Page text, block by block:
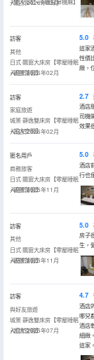
+雙人浴缸+手機投屏機麻】
入住於2026年03月
訪客
其他
日式·飄窗大床房【零壓睡眠
+觀景落窗】
入住於2026年02月
5.0
這家
性價
緻，
訪客
家庭旅遊
城景·靜逸雙床房【零壓睡眠
+超大空間】
入住於2026年02月
2.7
酒店
司機
效果
匿名用戶
商務旅客
日式·飄窗大床房【零壓睡眠
+觀景落窗】
入住於2025年11月
5.0
酒店
行也
訪客
其他
日式·飄窗大床房【零壓睡眠
+觀景落窗】
入住於2025年11月
5.0
房子
生，
訪客
與好友旅遊
城景·靜逸雙床房【零壓睡眠
+超大空間】
入住於2025年07月
4.7
酒店
哪兒
酒店
細緻
這家